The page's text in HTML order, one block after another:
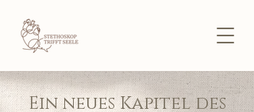
Ein neues Kapitel des